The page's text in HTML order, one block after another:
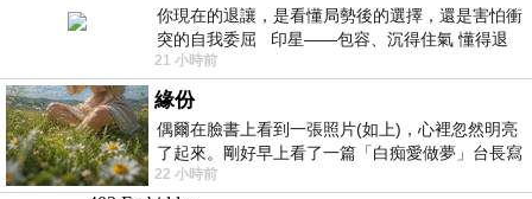
你現在的退讓，是看懂局勢後的選擇，還是害怕衝
突的自我委屈 印星——包容、沉得住氣 懂得退
一步觀察，不會
21 小時前
緣份
偶爾在臉書上看到一張照片(如上)，心裡忽然明亮
了起來。剛好早上看了一篇「白痴愛做夢」台長寫
的貼文，在回顧年輕時瘋狂愛上
22 小時前